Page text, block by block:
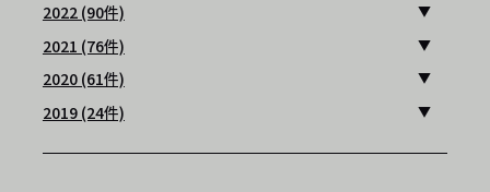
2022 (90件)
2021 (76件)
2020 (61件)
2019 (24件)